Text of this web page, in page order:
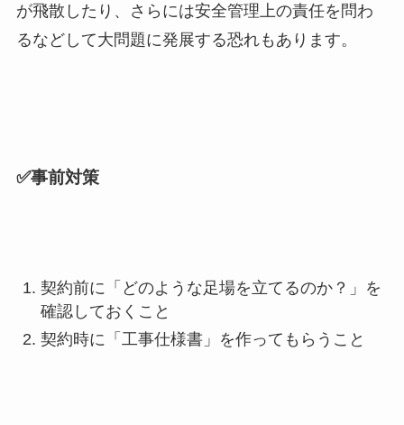
が飛散したり、さらには安全管理上の責任を問わ
るなどして大問題に発展する恐れもあります。
✅事前対策
契約前に「どのような足場を立てるのか？」を
確認しておくこと
契約時に「工事仕様書」を作ってもらうこと